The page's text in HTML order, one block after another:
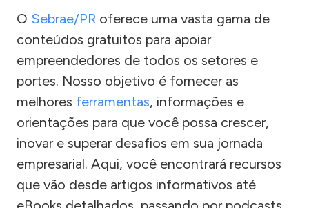
O Sebrae/PR oferece uma vasta gama de
conteúdos gratuitos para apoiar
empreendedores de todos os setores e
portes. Nosso objetivo é fornecer as
melhores ferramentas, informações e
orientações para que você possa crescer,
inovar e superar desafios em sua jornada
empresarial. Aqui, você encontrará recursos
que vão desde artigos informativos até